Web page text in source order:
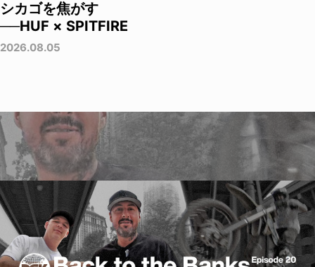
シカゴを焦がす
──HUF × SPITFIRE
2026.08.05